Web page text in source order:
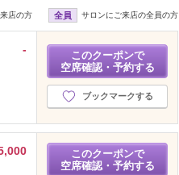
店の方 全員 サロンにご来店の全員の方
‐
このクーポンで
空席確認・予約する
ブックマークする
このクーポンで
空席確認・予約する